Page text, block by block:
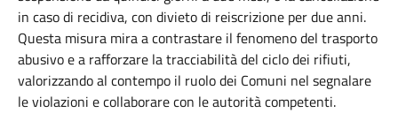
in caso di recidiva, con divieto di reiscrizione per due anni.
Questa misura mira a contrastare il fenomeno del trasporto
abusivo e a rafforzare la tracciabilità del ciclo dei rifiuti,
valorizzando al contempo il ruolo dei Comuni nel segnalare
le violazioni e collaborare con le autorità competenti.